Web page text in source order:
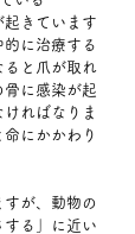
起きています
に治療する
ると爪が取れ
骨に感染が起
ればなりま
にかかわり
が、動物の
する」に近い